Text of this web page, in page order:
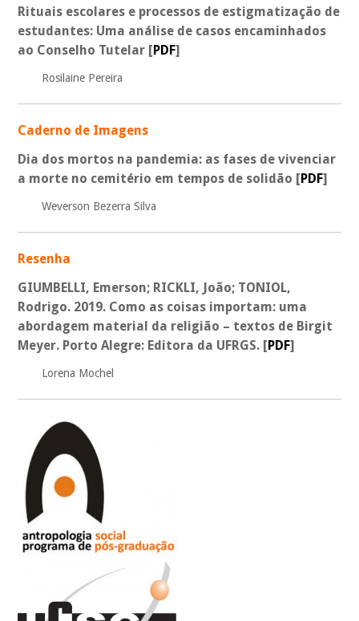
Rituais escolares e processos de estigmatização de
estudantes: Uma análise de casos encaminhados
ao Conselho Tutelar [PDF]
Rosilaine Pereira
Caderno de Imagens
Dia dos mortos na pandemia: as fases de vivenciar
a morte no cemitério em tempos de solidão [PDF]
Weverson Bezerra Silva
Resenha
GIUMBELLI, Emerson; RICKLI, João; TONIOL,
Rodrigo. 2019. Como as coisas importam: uma
abordagem material da religião – textos de Birgit
Meyer. Porto Alegre: Editora da UFRGS. [PDF]
Lorena Mochel